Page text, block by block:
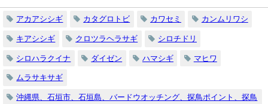
アカアシシギ カタグロトビ カワセミ カンムリワシ
キアシシギ クロツラヘラサギ シロチドリ
シロハラクイナ ダイゼン ハマシギ マヒワ
ムラサキサギ
沖縄県、石垣市、石垣島、バードウオッチング、探鳥ポイント、探鳥